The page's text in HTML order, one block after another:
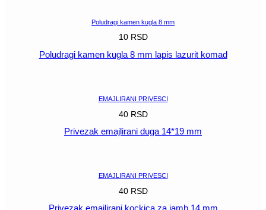
Poludragi kamen kugla 8 mm
10 RSD
Poludragi kamen kugla 8 mm lapis lazurit komad
EMAJLIRANI PRIVESCI
40 RSD
Privezak emajlirani duga 14*19 mm
EMAJLIRANI PRIVESCI
40 RSD